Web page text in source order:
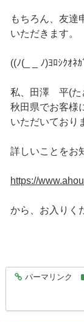
もちろん、友達
いただきます。
((ﾉ(_ _ ﾉ)ﾖﾛｼｸｵﾈｶ
私、田澤 平(た
秋田県でお客様
いただいており
詳しいことをお
https://
から、お入りく
entry7573
パーマリンク